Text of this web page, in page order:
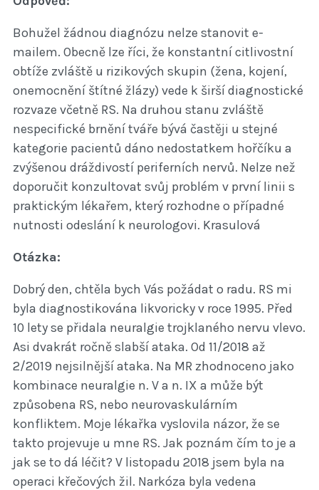
Bohužel žádnou diagnózu nelze stanovit e-
mailem. Obecně lze říci, že konstantní citlivostní
obtíže zvláště u rizikových skupin (žena, kojení,
onemocnění štítné žlázy) vede k širší diagnostické
rozvaze včetně RS. Na druhou stanu zvláště
nespecifické brnění tváře bývá častěji u stejné
kategorie pacientů dáno nedostatkem hořčíku a
zvýšenou dráždivostí periferních nervů. Nelze než
doporučit konzultovat svůj problém v první linii s
praktickým lékařem, který rozhodne o případné
nutnosti odeslání k neurologovi. Krasulová
Otázka:
Dobrý den, chtěla bych Vás požádat o radu. RS mi
byla diagnostikována likvoricky v roce 1995. Před
10 lety se přidala neuralgie trojklaného nervu vlevo.
Asi dvakrát ročně slabší ataka. Od 11/2018 až
2/2019 nejsilnější ataka. Na MR zhodnoceno jako
kombinace neuralgie n. V a n. IX a může být
způsobena RS, nebo neurovaskulárním
konfliktem. Moje lékařka vyslovila názor, že se
takto projevuje u mne RS. Jak poznám čím to je a
jak se to dá léčit? V listopadu 2018 jsem byla na
operaci křečových žil. Narkóza byla vedena